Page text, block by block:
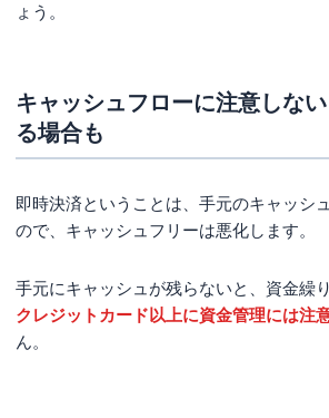
ょう。
キャッシュフローに注意しな
る場合も
即時決済ということは、手元のキャッシ
ので、キャッシュフリーは悪化します。
手元にキャッシュが残らないと、資金繰
クレジットカード以上に資金管理には注
ん。